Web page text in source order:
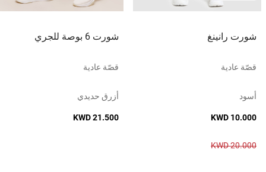
شورت رانينغ
قصّة عادية
أسود
KWD 10.000
KWD 20.000
شورت 6 بوصة للجري
قصّة عادية
أزرق حديدي
KWD 21.500